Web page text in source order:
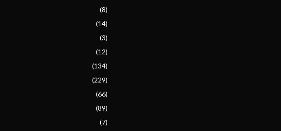
(8)
(14)
(3)
(12)
(134)
(229)
(66)
(89)
(7)